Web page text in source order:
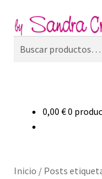
Ir
a
la
Ir
al
contenido
Buscar
0,00 €0
Inicio / Posts